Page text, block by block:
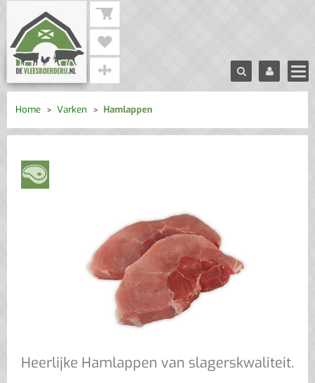
Home Varken Hamlappen
Heerlijke Hamlappen van slagerskwaliteit.